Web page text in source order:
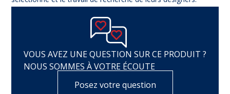
VOUS AVEZ UNE QUESTION SUR CE PRODUIT ?
NOUS SOMMES À VOTRE ÉCOUTE
Posez votre question